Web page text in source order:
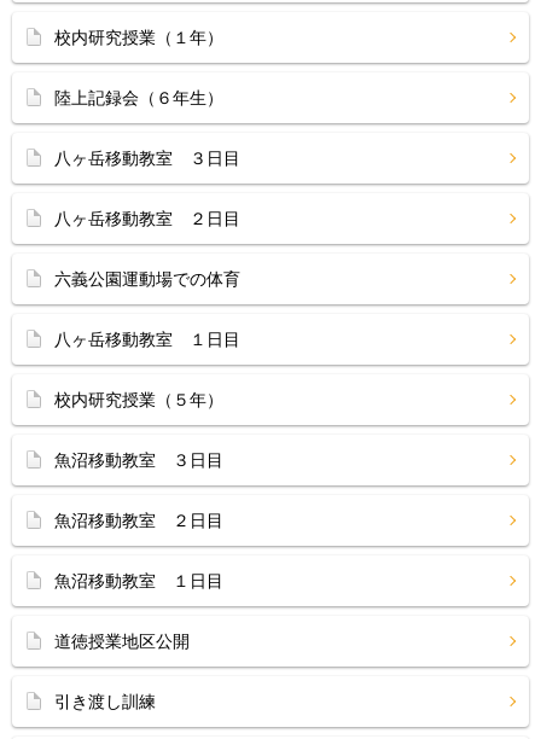
校内研究授業（１年）
陸上記録会（６年生）
八ヶ岳移動教室 ３日目
八ヶ岳移動教室 ２日目
六義公園運動場での体育
八ヶ岳移動教室 １日目
校内研究授業（５年）
魚沼移動教室 ３日目
魚沼移動教室 ２日目
魚沼移動教室 １日目
道徳授業地区公開
引き渡し訓練